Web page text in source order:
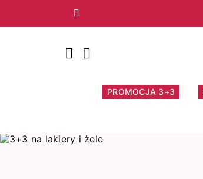
Poprzedni
PROMOCJA 3+3